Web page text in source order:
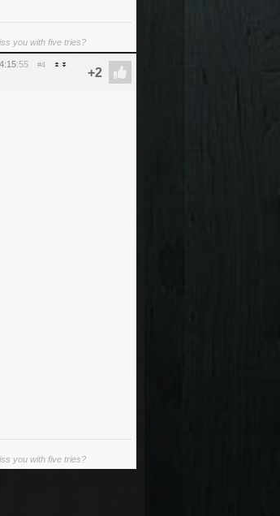
you with five tries?
:55 #4
you with five tries?